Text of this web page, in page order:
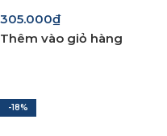
305.000₫
Thêm vào giỏ hàng
-18%